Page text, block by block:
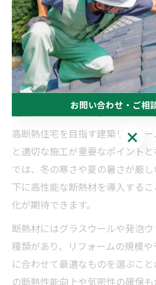
高断熱・高気密で快
る方法
建築リフォームで高断熱住宅を
高断熱住宅を目指す建築リフォ
と適切な施工が重要なポイント
では、冬の寒さや夏の暑さが厳
下に高性能な断熱材を導入する
化が期待できます。
断熱材にはグラスウールや発泡
種類があり、リフォームの規模
に合わせて最適なものを選ぶこ
の断熱性能向上や気密性の確保も
お問い合わせ・ご相
お問い合わせ・ご相